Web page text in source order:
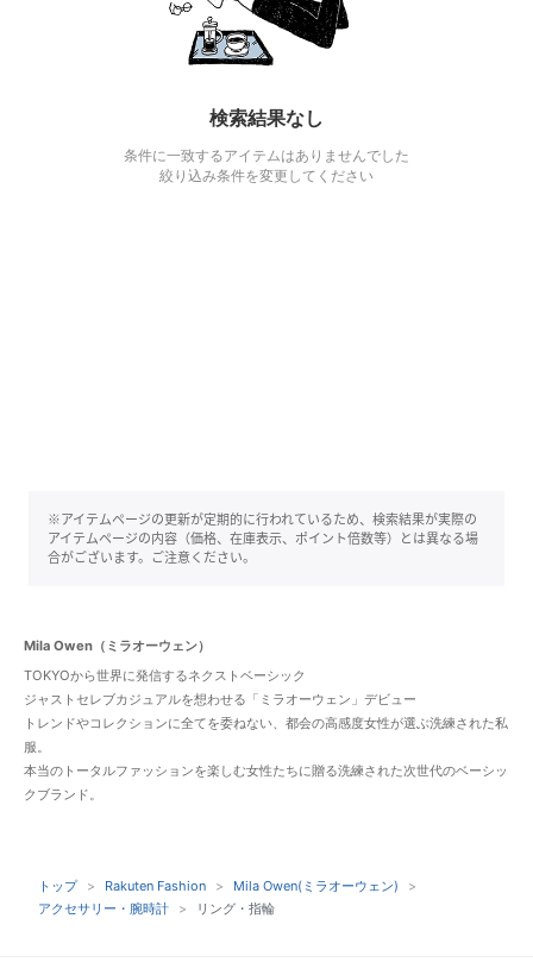
検索結果なし
条件に一致するアイテムはありませんでした
絞り込み条件を変更してください
※アイテムページの更新が定期的に行われているため、検索結果が実際の
アイテムページの内容（価格、在庫表示、ポイント倍数等）とは異なる場
合がございます。ご注意ください。
Mila Owen（ミラオーウェン）
TOKYOから世界に発信するネクストベーシック
ジャストセレブカジュアルを想わせる「ミラオーウェン」デビュー
トレンドやコレクションに全てを委ねない、都会の高感度女性が選ぶ洗練された私
服。
本当のトータルファッションを楽しむ女性たちに贈る洗練された次世代のベーシッ
クブランド。
トップ Rakuten Fashion
Mila Owen(ミラオーウェン)
アクセサリー・腕時計
リング・指輪